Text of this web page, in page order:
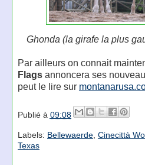
Ghonda (la girafe la plus
Par ailleurs on connait
Flagsannoncera ses
peut le lire sur
Publié à 09:08
Labels: Bellewaerde, Cinecittà
Texas